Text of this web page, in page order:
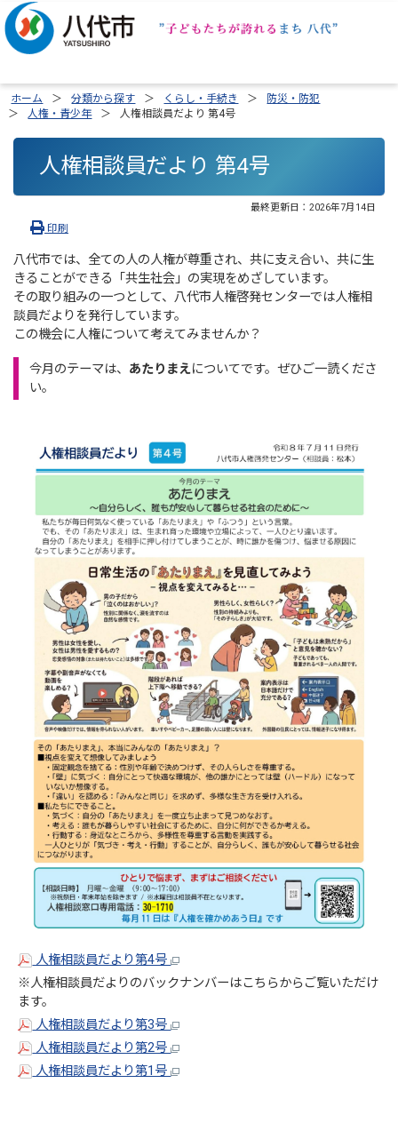
ホーム 分類から探す くらし・手続き
防災・防犯
人権・青少年
人権相談員だより 第4号
人権相談員だより 第4号
最終更新日： 2026年7月14日
印刷
八代市では、全ての人の人権が尊重され、共に支え合い、共に生
きることができる「共生社会」の実現をめざしています。
その取り組みの一つとして、八代市人権啓発センターでは人権相
談員だよりを発行しています。
この機会に人権について考えてみませんか？
今月のテーマは、 あたりまえについてです。ぜひご一読くださ
い。
人権相談員だより第4号
※人権相談員だよりのバックナンバーはこちらからご覧いただけ
ます。
人権相談員だより第3号
人権相談員だより第2号
人権相談員だより第1号